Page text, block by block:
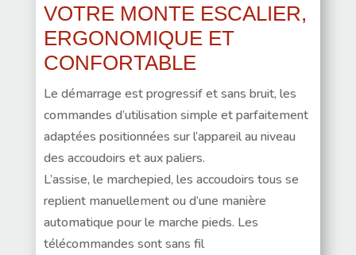
VOTRE MONTE ESCALIER,
ERGONOMIQUE ET
CONFORTABLE
Le démarrage est progressif et sans bruit, les
commandes d’utilisation simple et parfaitement
adaptées positionnées sur l’appareil au niveau
des accoudoirs et aux paliers.
L’assise, le marchepied, les accoudoirs tous se
replient manuellement ou d’une manière
automatique pour le marche pieds. Les
télécommandes sont sans fil